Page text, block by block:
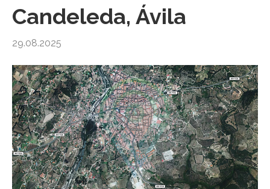
Candeleda, Ávila
29.08.2025